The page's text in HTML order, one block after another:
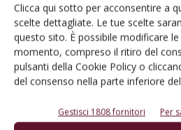
Clicca qui sotto per acconsentire a
scelte dettagliate. Le tue scelte
questo sito. È possibile modificare
momento, compreso il ritiro del
pulsanti della Cookie Policy o
del consenso nella parte inferiore
Gestisci 1808 fornitori Per